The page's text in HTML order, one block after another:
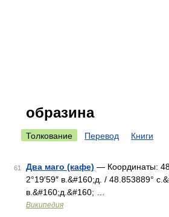
образина
Толкование Перевод Книги
61 Два маго (кафе) — Координаты:
2°19′59″ в.&#160;д. / 48.853889°
в.&#160;д.&#160; …
Википедия